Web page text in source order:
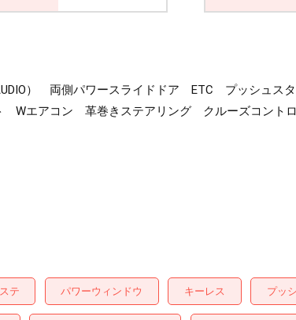
） 両側パワースライドドア ETC プッシュ
Wエアコン 革巻きステアリング クルーズコン
テ パワーウィンドウ キーレス プッ